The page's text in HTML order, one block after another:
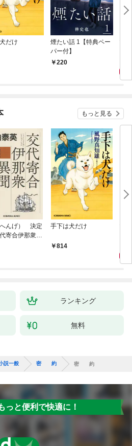
だけ
煙たい話 1【特典ペー
パー付】
220
もっと見る
んげ） 決定
寄合伊那衆異
手下は犬だけ
814
ランキング
無料
説一般 密 約 密 約
っと便利で快適に！